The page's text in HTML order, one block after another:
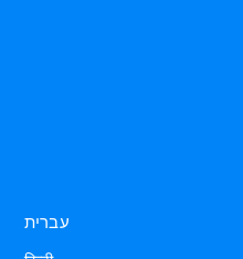
עברית